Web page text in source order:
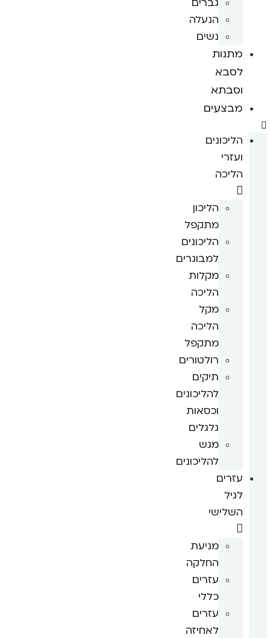
הנעלה
נשים
מתנות
לסבא
וסבתא
מבצעים
הליכונים
ועזרי
הליכה
הליכון
מתקפל
הליכונים
למבוגרים
מקלות
הליכה
מקל
הליכה
מתקפל
רולטורים
תיקים
להליכונים
וכסאות
גלגלים
מגש
להליכונים
עזרים
לגיל
השלישי
מניעת
החלקה
עזרים
כללי
עזרים
לאחיזה